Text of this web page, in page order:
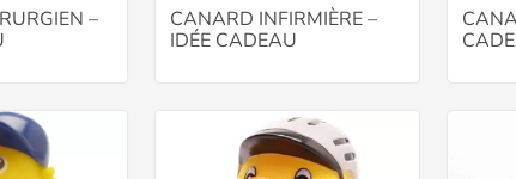
–
CANARD INFIRMIÈRE –
IDÉE CADEAU